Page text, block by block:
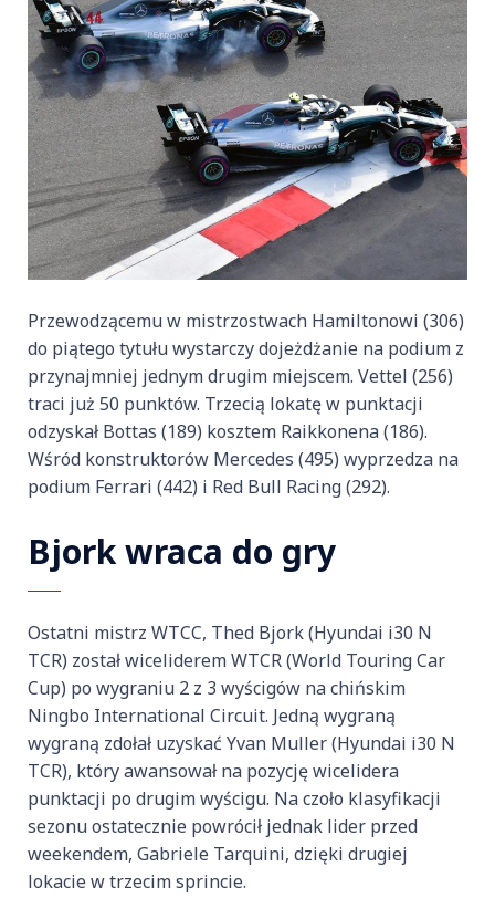
Przewodzącemu w mistrzostwach Hamiltonowi (306)
do piątego tytułu wystarczy dojeżdżanie na podium z
przynajmniej jednym drugim miejscem. Vettel (256)
traci już 50 punktów. Trzecią lokatę w punktacji
odzyskał Bottas (189) kosztem Raikkonena (186).
Wśród konstruktorów Mercedes (495) wyprzedza na
podium Ferrari (442) i Red Bull Racing (292).
Bjork wraca do gry
Ostatni mistrz WTCC, Thed Bjork (Hyundai i30 N
TCR) został wiceliderem WTCR (World Touring Car
Cup) po wygraniu 2 z 3 wyścigów na chińskim
Ningbo International Circuit. Jedną wygraną
wygraną zdołał uzyskać Yvan Muller (Hyundai i30 N
TCR), który awansował na pozycję wicelidera
punktacji po drugim wyścigu. Na czoło klasyfikacji
sezonu ostatecznie powrócił jednak lider przed
weekendem, Gabriele Tarquini, dzięki drugiej
lokacie w trzecim sprincie.